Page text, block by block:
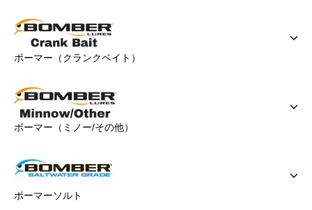
ボーマー（クランクベイト）
ボーマー（ミノー/その他）
ボーマーソルト